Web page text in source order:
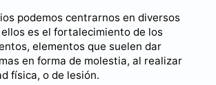
podemos centrarnos en diversos
es el fortalecimiento de los
elementos que suelen dar
en forma de molestia, al realizar
física, o de lesión.